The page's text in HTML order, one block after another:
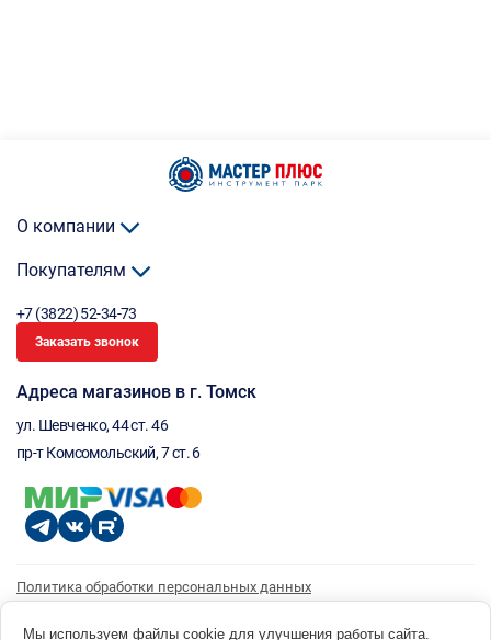
О компании
Покупателям
+7 (3822) 52-34-73
Заказать звонок
Адреса магазинов в г. Томск
ул. Шевченко, 44 ст. 46
пр-т Комсомольский, 7 ст. 6
Политика обработки персональных данных
Согласие на получение рассылки
Мы используем файлы cookie для улучшения работы сайта.